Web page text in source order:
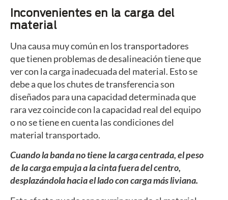
Inconvenientes en la carga del
material
Una causa muy común en los transportadores
que tienen problemas de desalineación tiene que
ver con la carga inadecuada del material. Esto se
debe a que los chutes de transferencia son
diseñados para una capacidad determinada que
rara vez coincide con la capacidad real del equipo
o no se tiene en cuenta las condiciones del
material transportado.
Cuando la banda no tiene la carga centrada, el peso
de la carga empuja a la cinta fuera del centro,
desplazándola hacia el lado con carga más liviana.